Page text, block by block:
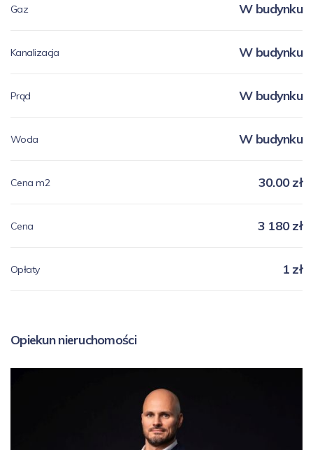
Gaz W budynku
Kanalizacja W budynku
Prąd W budynku
Woda W budynku
Cena m2 30.00 zł
Cena 3 180 zł
Opłaty 1 zł
Opiekun nieruchomości